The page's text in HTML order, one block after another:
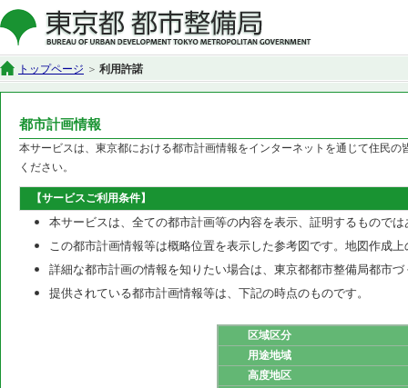
トップページ 利用許諾
都市計画情報
本サービスは、東京都における都市計画情報をインターネットを通じて住民
ください。
【サービスご利用条件】
本サービスは、全ての都市計画等の内容を表示、証明するもので
この都市計画情報等は概略位置を表示した参考図です。地図作成
詳細な都市計画の情報を知りたい場合は、東京都都市整備局都市
提供されている都市計画情報等は、下記の時点のものです。
区域区分
用途地域
高度地区